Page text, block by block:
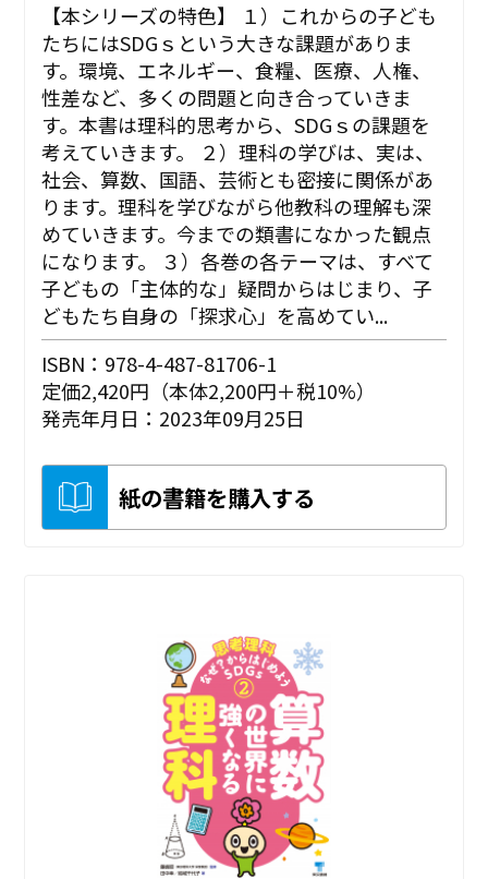
【本シリーズの特色】 １）これからの子ども
たちにはSDGｓという大きな課題がありま
す。環境、エネルギー、食糧、医療、人権、
性差など、多くの問題と向き合っていきま
す。本書は理科的思考から、SDGｓの課題を
考えていきます。 ２）理科の学びは、実は、
社会、算数、国語、芸術とも密接に関係があ
ります。理科を学びながら他教科の理解も深
めていきます。今までの類書になかった観点
になります。 ３）各巻の各テーマは、すべて
子どもの「主体的な」疑問からはじまり、子
どもたち自身の「探求心」を高めてい...
ISBN：978-4-487-81706-1
定価2,420円（本体2,200円＋税10%）
発売年月日：2023年09月25日
紙の書籍を購入する